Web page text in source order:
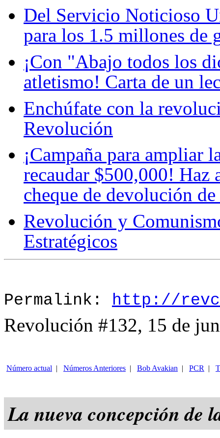
Del Servicio Noticioso
para los 1.5 millones de
¡Con "Abajo todos los
atletismo! Carta de un
Enchúfate con la
Revolución
¡Campaña para ampliar
recaudar $500,000! Haz
cheque de devolución
Revolución y
Estratégicos
Permalink: http://
Revolución #132, 15 de
Número actual | Números Anteriores | Bob Avakian | PCR |
La nueva concepción de